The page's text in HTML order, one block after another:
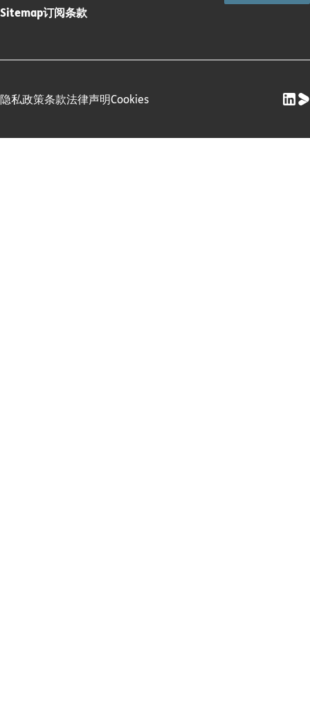
Sitemap订阅条款
隐私政策条款法律声明Cookies